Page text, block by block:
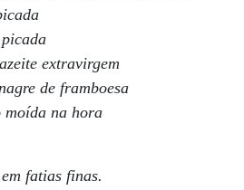
extravirgem
de framboesa
moída na hora
fatias finas.